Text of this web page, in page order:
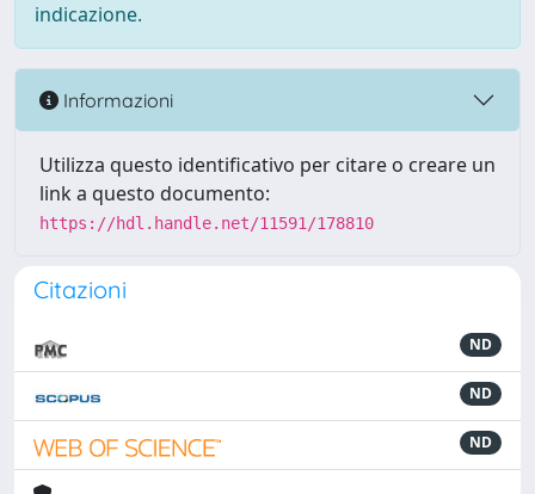
indicazione.
Informazioni
Utilizza questo identificativo per citare o creare un
link a questo documento:
https://hdl.handle.net/11591/178810
Citazioni
ND
ND
ND